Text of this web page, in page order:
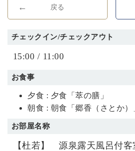
戻る
チェックイン/チェックアウト
15:00 / 11:00
お食事
夕食 : 夕食「萃の膳」
朝食 : 朝食「郷香（さとか）
お部屋名称
【杜若】 源泉露天風呂付